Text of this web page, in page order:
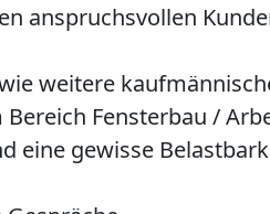
anspruchsvollen
weitere
Fensterbau /
eine gewisse